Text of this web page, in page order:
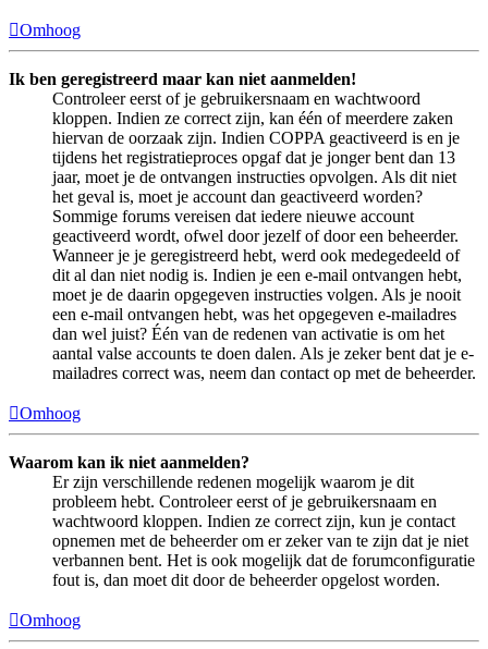
Omhoog
Ik ben geregistreerd maar kan niet aanmelden!
Controleer eerst of je gebruikersnaam en wachtwoord
kloppen. Indien ze correct zijn, kan één of meerdere zaken
hiervan de oorzaak zijn. Indien COPPA geactiveerd is en je
tijdens het registratieproces opgaf dat je jonger bent dan 13
jaar, moet je de ontvangen instructies opvolgen. Als dit niet
het geval is, moet je account dan geactiveerd worden?
Sommige forums vereisen dat iedere nieuwe account
geactiveerd wordt, ofwel door jezelf of door een beheerder.
Wanneer je je geregistreerd hebt, werd ook medegedeeld of
dit al dan niet nodig is. Indien je een e-mail ontvangen hebt,
moet je de daarin opgegeven instructies volgen. Als je nooit
een e-mail ontvangen hebt, was het opgegeven e-mailadres
dan wel juist? Één van de redenen van activatie is om het
aantal valse accounts te doen dalen. Als je zeker bent dat je e-
mailadres correct was, neem dan contact op met de beheerder.
Omhoog
Waarom kan ik niet aanmelden?
Er zijn verschillende redenen mogelijk waarom je dit
probleem hebt. Controleer eerst of je gebruikersnaam en
wachtwoord kloppen. Indien ze correct zijn, kun je contact
opnemen met de beheerder om er zeker van te zijn dat je niet
verbannen bent. Het is ook mogelijk dat de forumconfiguratie
fout is, dan moet dit door de beheerder opgelost worden.
Omhoog